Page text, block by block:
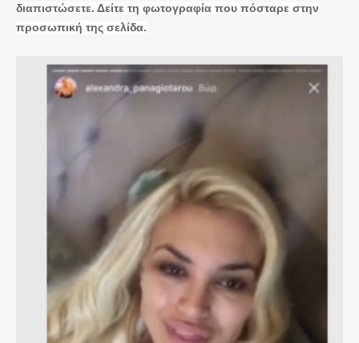
διαπιστώσετε. Δείτε τη φωτογραφία που πόσταρε στην
προσωπική της σελίδα.